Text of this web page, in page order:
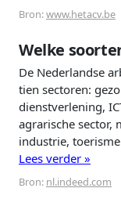
Bron:www.hetacv.be
Welke
De Nederlandse
tien sectoren:
dienstverlening,
agrarische sector,
industrie,
Lees verder »
Bron: nl.indeed.com